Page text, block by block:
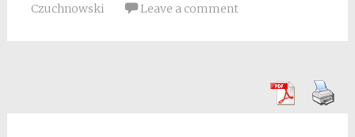
Czuchnowski
Leave a comment